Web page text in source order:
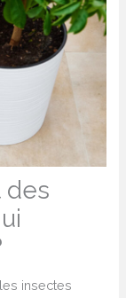
des
insectes